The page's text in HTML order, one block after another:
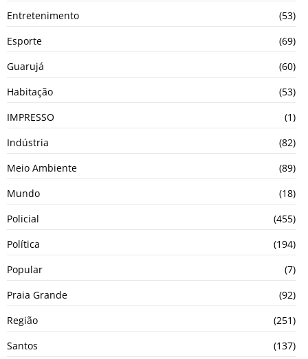
Entretenimento
(53)
Esporte
(69)
Guarujá
(60)
Habitação
(53)
IMPRESSO
(1)
Indústria
(82)
Meio Ambiente
(89)
Mundo
(18)
Policial
(455)
Política
(194)
Popular
(7)
Praia Grande
(92)
Região
(251)
Santos
(137)